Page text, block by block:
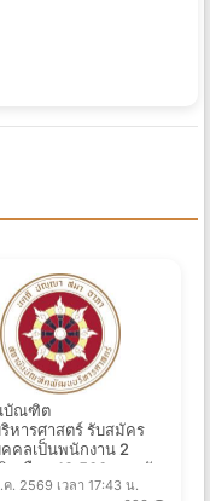
บัณฑิต
หารศาสตร์ รับสมัคร
คลเป็นพนักงาน 2
งินเดือน 19,500 บาท วัน
ส.ค. 2569
. 2569 เวลา 17:43 น.